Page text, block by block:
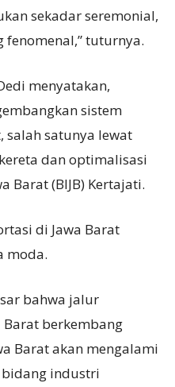
sekadar seremonial,
tuturnya.
menyatakan,
sistem
salah satunya lewat
dan optimalisasi
Barat (BIJB) Kertajati.
di Jawa Barat
moda.
bahwa jalur
berkembang
Barat akan mengalami
industri